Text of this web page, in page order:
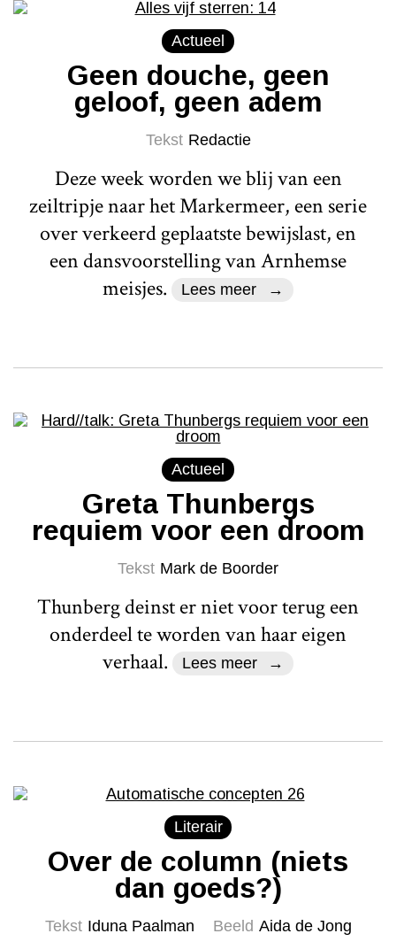
Actueel
Geen douche, geen
geloof, geen adem
Tekst Redactie
Deze week worden we blij van een
zeiltripje naar het Markermeer, een serie
over verkeerd geplaatste bewijslast, en
een dansvoorstelling van Arnhemse
meisjes.
Lees meer
Actueel
Greta Thunbergs
requiem voor een droom
Tekst Mark de Boorder
Thunberg deinst er niet voor terug een
onderdeel te worden van haar eigen
verhaal.
Lees meer
Literair
Over de column (niets
dan goeds?)
Tekst Iduna Paalman Beeld Aida de Jong